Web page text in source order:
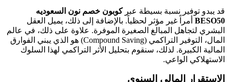
قد يبدو توفير نسبة بسيطة عبركوبون خصم نون السعوديه
BESO50 أمراً غير مؤثر لحظياً. بالإضافة إلى ذلك، يميل العقل
البشري لتجاهل المبالغ الصغيرة الموفرة. علاوة على ذلك، في عالم
المال، التوفير التراكمي (Compound Saving) هو الذي يبني الفوارق
المالية الكبيرة. لذلك، سنقوم بتحليل الأثر التراكمي لهذا السلوك
الاستهلاكي الواعي.
الاستقرار المالي السنوي